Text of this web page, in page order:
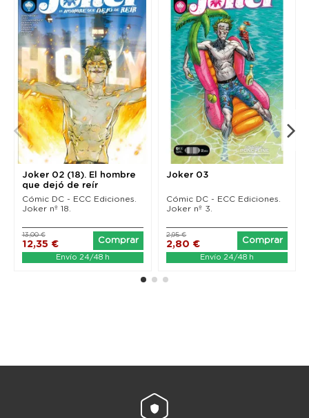
Joker 02 (18). El hombre
que dejó de reír
Cómic DC - ECC Ediciones.
Joker nº 18.
12,35 €
13,00 €
Comprar
Envío 24/48 h
Joker 03
Cómic DC - ECC Ediciones.
Joker nº 3.
2,80 €
2,95 €
Comprar
Envío 24/48 h